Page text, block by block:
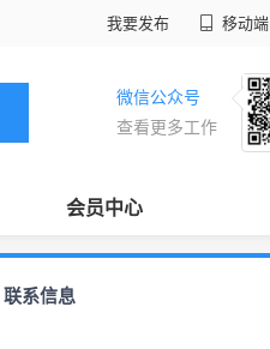
我要发布 移动端
微信公众号
查看更多工作
会员中心
联系信息